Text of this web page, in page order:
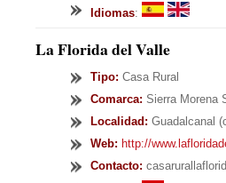
Idiomas:
La Florida del Valle
Tipo: Casa Rural
Comarca: Sierra Morena
Localidad: Guadalcanal
Web: http://
Contacto: